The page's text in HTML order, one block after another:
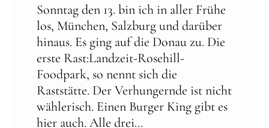
Sonntag den 13. bin ich in aller Frühe
los, München, Salzburg und darüber
hinaus. Es ging auf die Donau zu. Die
erste Rast:Landzeit-Rosehill-
Foodpark, so nennt sich die
Raststätte. Der Verhungernde ist nicht
wählerisch. Einen Burger King gibt es
hier auch. Alle drei...